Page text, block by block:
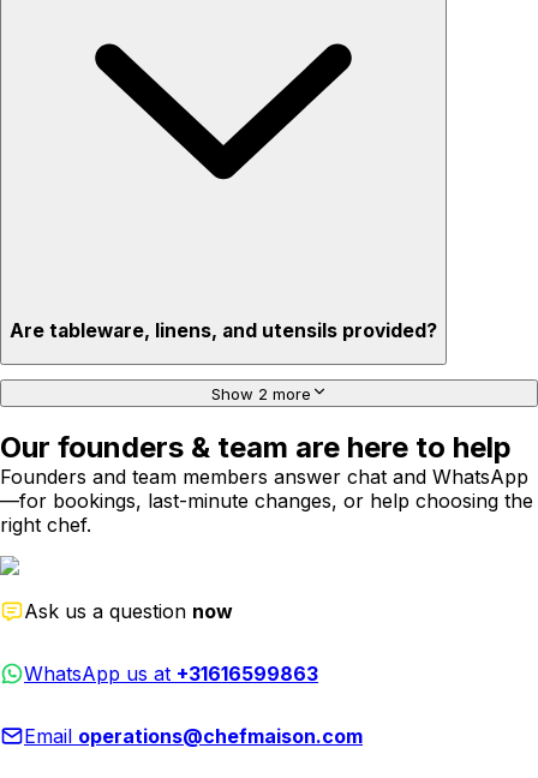
Are tableware, linens, and utensils provided?
Show 2 more
Our founders & team are here to help
Founders and team members answer chat and WhatsApp
—for bookings, last-minute changes, or help choosing the
right chef.
Ask us a question now
WhatsApp us at +31616599863
Email operations@chefmaison.com